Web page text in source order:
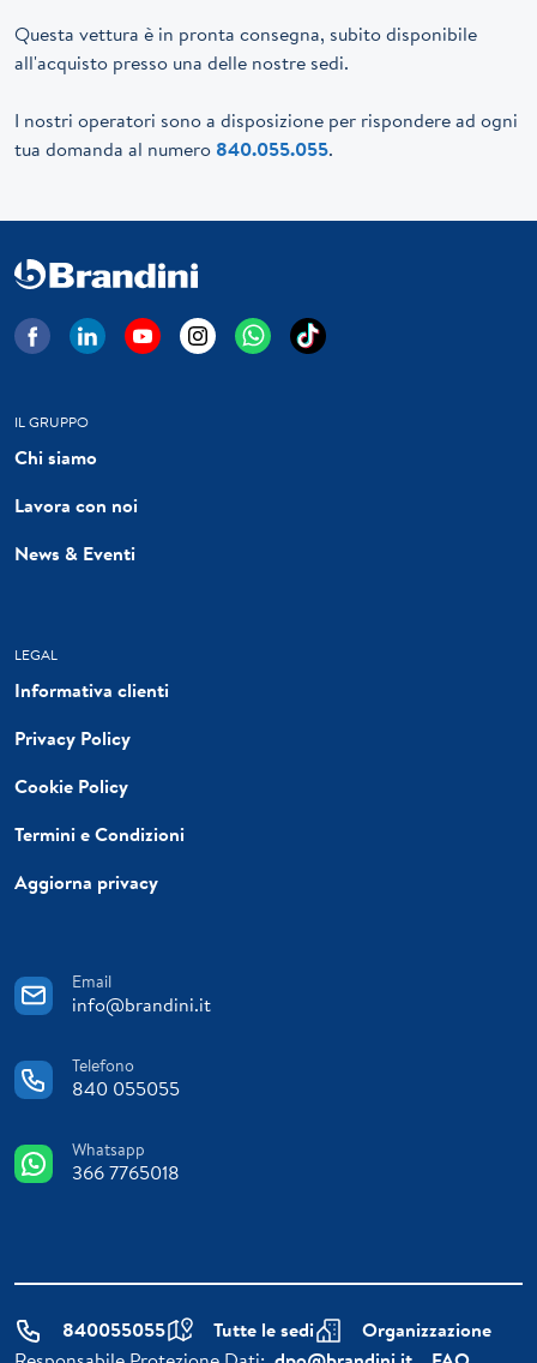
Questa vettura è in pronta consegna, subito disponibile
all'acquisto presso una delle nostre sedi.
I nostri operatori sono a disposizione per rispondere ad ogni
tua domanda al numero 840.055.055.
IL GRUPPO
Chi siamo
Lavora con noi
News & Eventi
LEGAL
Informativa clienti
Privacy Policy
Cookie Policy
Termini e Condizioni
Aggiorna privacy
Email
info@brandini.it
Telefono
840 055055
Whatsapp
366 7765018
840055055 Tutte le sedi
Organizzazione